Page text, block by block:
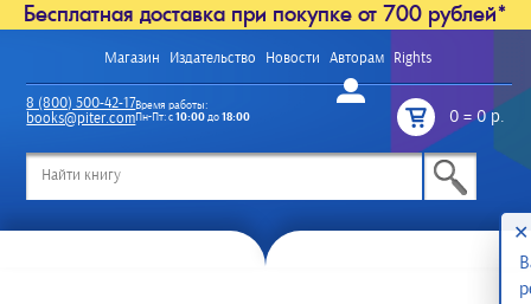
Бесплатная доставка при покупке от 700 рублей*
Магазин Издательство Новости Авторам Rights
Войти
0=0 р.
8 (800) 500-42-17
books@piter.com
Время работы:
Пн-Пт: с10:00до18:00
✕